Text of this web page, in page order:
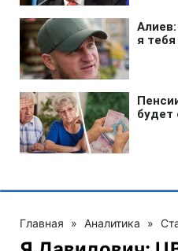
Главная » Аналитика »